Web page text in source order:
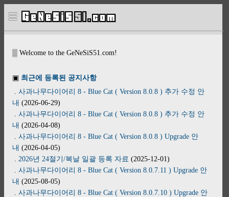
▒ Welcome to the GeNeSiS51.com!
▣ 최근에 등록된 공지사항
.사과나무다이어리 8 - Blue Cat ( Version 8.0.8 ) 추가 수정 안
내 (2026-06-29)
.사과나무다이어리 8 - Blue Cat ( Version 8.0.8 ) 추가 수정 안
내 (2026-04-08)
.사과나무다이어리 8 - Blue Cat ( Version 8.0.8 ) Upgrade 안
내 (2026-04-05)
.2026년 24절기/복날 일괄 등록 자료 (2025-12-01)
.사과나무다이어리 8 - Blue Cat ( Version 8.0.7.11 ) Upgrade 안
내 (2025-08-05)
.사과나무다이어리 8 - Blue Cat ( Version 8.0.7.10 ) Upgrade 안